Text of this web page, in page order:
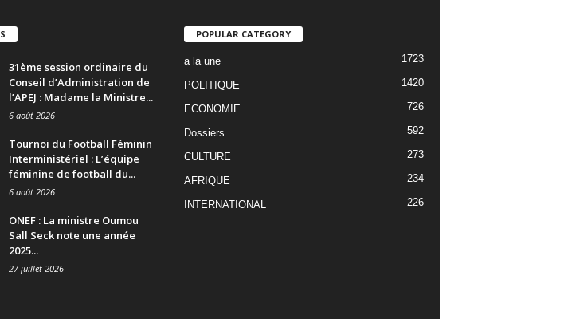
31ème session ordinaire du
Conseil d’Administration de
l’APEJ : Madame la Ministre...
6 août 2026
Tournoi du Football Féminin
Interministériel : L’équipe
féminine de football du...
6 août 2026
ONEF : La ministre Oumou
Sall Seck note une année
2025...
27 juillet 2026
POPULAR CATEGORY
a la une 1723
POLITIQUE 1420
ECONOMIE 726
Dossiers 592
CULTURE 273
AFRIQUE 234
INTERNATIONAL 226